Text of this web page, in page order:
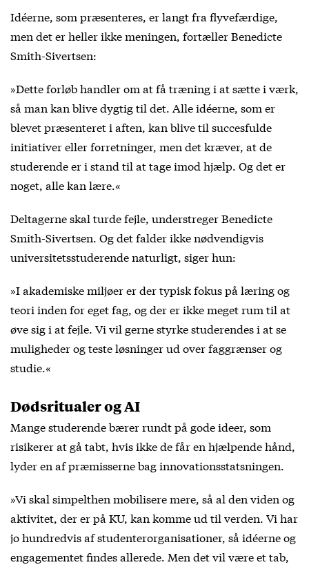
Idéerne, som præsenteres, er langt fra flyvefærdige,
men det er heller ikke meningen, fortæller Benedicte
Smith-Sivertsen:
»Dette forløb handler om at få træning i at sætte i værk,
så man kan blive dygtig til det. Alle idéerne, som er
blevet præsenteret i aften, kan blive til succesfulde
initiativer eller forretninger, men det kræver, at de
studerende er i stand til at tage imod hjælp. Og det er
noget, alle kan lære.«
Deltagerne skal turde fejle, understreger Benedicte
Smith-Sivertsen. Og det falder ikke nødvendigvis
universitetsstuderende naturligt, siger hun:
»I akademiske miljøer er der typisk fokus på læring og
teori inden for eget fag, og der er ikke meget rum til at
øve sig i at fejle. Vi vil gerne styrke studerendes i at se
muligheder og teste løsninger ud over faggrænser og
studie.«
Dødsritualer og AI
Mange studerende bærer rundt på gode ideer, som
risikerer at gå tabt, hvis ikke de får en hjælpende hånd,
lyder en af præmisserne bag innovationsstatsningen.
»Vi skal simpelthen mobilisere mere, så al den viden og
aktivitet, der er på KU, kan komme ud til verden. Vi har
jo hundredvis af studenterorganisationer, så idéerne og
engagementet findes allerede. Men det vil være et tab,